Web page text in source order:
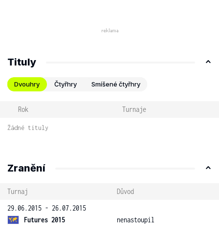
Tituly
Dvouhry Čtyřhry Smíšené čtyřhry
Rok Turnaje
Žádné tituly
Zranění
Turnaj
Důvod
29.06.2015 - 26.07.2015
Futures 2015
nenastoupil